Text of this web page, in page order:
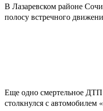
В Лазаревском районе
полосу встречного
Еще одно смертельное ДТП
столкнулся с автомобилем